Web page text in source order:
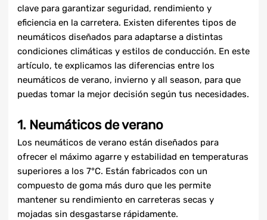
clave para garantizar seguridad, rendimiento y
eficiencia en la carretera. Existen diferentes tipos de
neumáticos diseñados para adaptarse a distintas
condiciones climáticas y estilos de conducción. En este
artículo, te explicamos las diferencias entre los
neumáticos de verano, invierno y all season, para que
puedas tomar la mejor decisión según tus necesidades.
1. Neumáticos de verano
Los neumáticos de verano están diseñados para
ofrecer el máximo agarre y estabilidad en temperaturas
superiores a los 7°C. Están fabricados con un
compuesto de goma más duro que les permite
mantener su rendimiento en carreteras secas y
mojadas sin desgastarse rápidamente.